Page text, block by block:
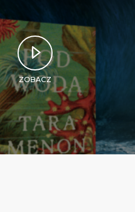
ZOBACZ